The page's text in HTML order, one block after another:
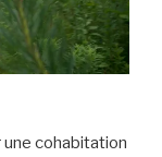
cohabitation